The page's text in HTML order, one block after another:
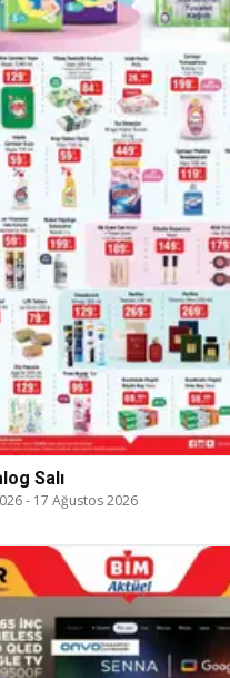
Salı
- 17 Ağustos 2026